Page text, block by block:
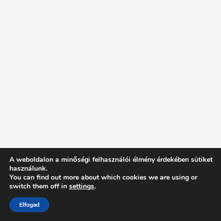
Intentionally Blank - Proudly powered by WordPress
A weboldalon a minőségi felhasználói élmény érdekében sütiket
használunk.
You can find out more about which cookies we are using or
switch them off in settings.
Elfogad